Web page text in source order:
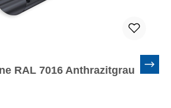
RAL 7016 Anthrazitgrau